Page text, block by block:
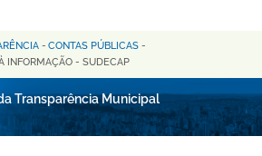
- CONTAS PÚBLICAS -
INFORMAÇÃO - SUDECAP
Transparência Municipal